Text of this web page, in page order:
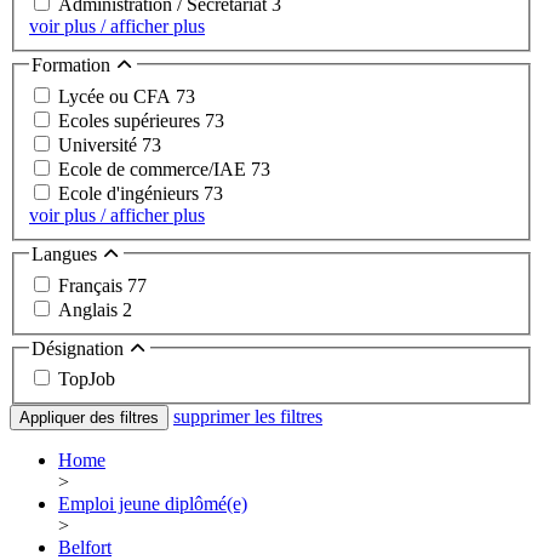
Administration / Secrétariat3
voir plus / afficher plus
Formation
Lycée ou CFA 73
Ecoles supérieures 73
Université 73
Ecole de commerce/IAE 73
Ecole d'ingénieurs 73
voir plus / afficher plus
Langues
Français 77
Anglais 2
Désignation
TopJob
Appliquer des filtres supprimer les filtres
Home
>
Emploi jeune diplômé(e)
>
Belfort